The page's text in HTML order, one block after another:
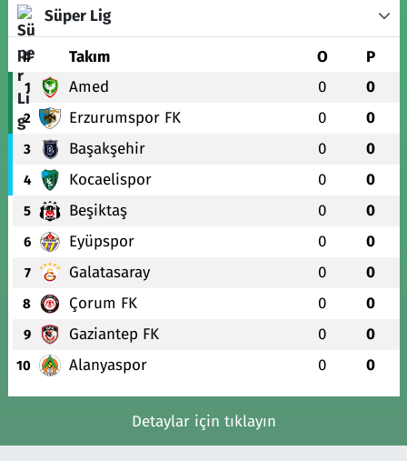
Süper Lig
# Takım O P
1 Amed 0 0
2 Erzurumspor FK 0 0
3 Başakşehir 0 0
4 Kocaelispor 0 0
5 Beşiktaş 0 0
6 Eyüpspor 0 0
7 Galatasaray 0 0
8 Çorum FK 0 0
9 Gaziantep FK 0 0
10 Alanyaspor 0 0
Detaylar için tıklayın